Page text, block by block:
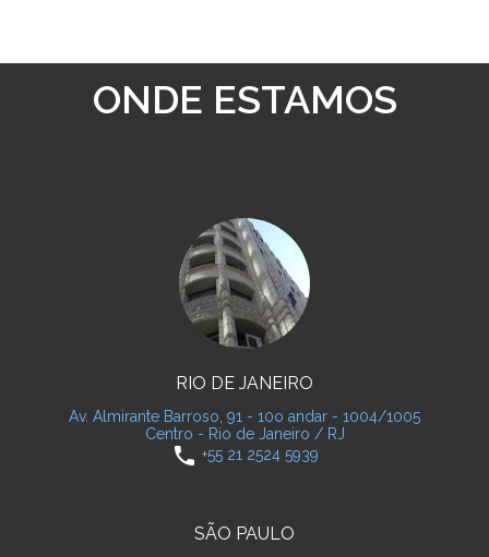
ONDE ESTAMOS
RIO DE JANEIRO
Av. Almirante Barroso, 91 - 10o andar - 1004/1005
Centro - Rio de Janeiro / RJ
phone +55 21 2524 5939
SÃO PAULO